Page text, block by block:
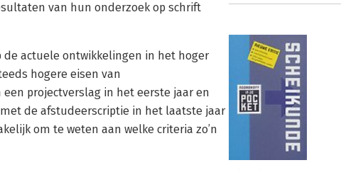
van hun onderzoek op schrift
actuele ontwikkelingen in het hoger
hogere eisen van
projectverslag in het eerste jaar en
de afstudeerscriptie in het laatste jaar
om te weten aan welke criteria zo’n